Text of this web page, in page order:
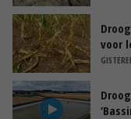
voor